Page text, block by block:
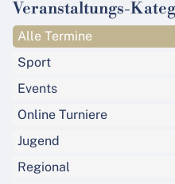
Veranstaltungs-
Alle Termine
Sport
Events
Online Turniere
Jugend
Regional